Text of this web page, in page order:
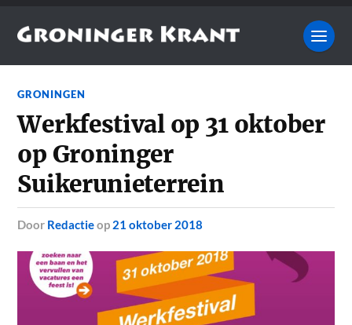
GRONINGEN
Werkfestival op 31 oktober
op Groninger
Suikerunieterrein
door Redactieop 21 oktober 2018